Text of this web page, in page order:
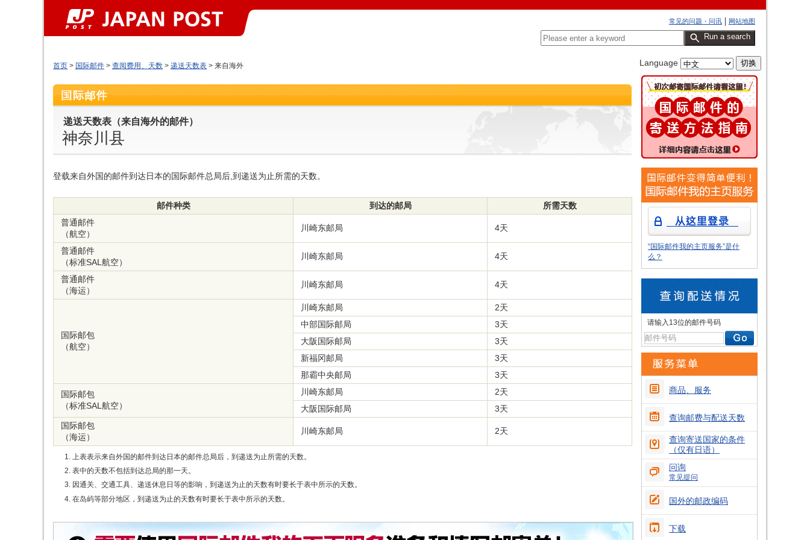
网站地图
常见的问题・问讯
Run a search
首页 > 国际邮件 > 查阅费用、天数 > 递送天数表 > 来自海外 Language
递送天数表（来自海外的邮件）
神奈川县
登载来自外国的邮件到达日本的国际邮件总局后,到递送为止所需的天数。
邮件种类 到达的邮局
所需天数
普通邮件
（航空）
川崎东邮局 4天
普通邮件
（标准SAL航空）
川崎东邮局 4天
普通邮件
（海运）
川崎东邮局 4天
国际邮包
（航空）
川崎东邮局
2天
中部国际邮局
3天
大阪国际邮局
3天
新福冈邮局
3天
那霸中央邮局
3天
国际邮包
（标准SAL航空）
川崎东邮局
2天
大阪国际邮局
3天
国际邮包
（海运）
川崎东邮局 2天
上表表示来自外国的邮件到达日本的邮件总局后，到递送为止所需的天数。
表中的天数不包括到达总局的那一天。
因通关、交通工具、递送休息日等的影响，到递送为止的天数有时要长于表中所示的天数。
在岛屿等部分地区，到递送为止的天数有时要长于表中所示的天数。
“国际邮件我的主页服务”是什
么？
请输入13位的邮件号码
商品、服务
查询邮费与配送天数
查询寄送国家的条件
（仅有日语）
问询
常见提问
国外的邮政编码
下载